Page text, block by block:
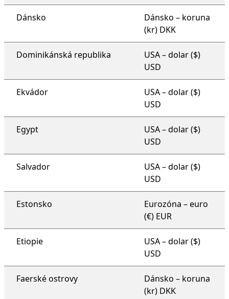
Dánsko
Dánsko – koruna
(kr) DKK
Dominikánská republika
USA – dolar ($)
USD
Ekvádor
USA – dolar ($)
USD
Egypt
USA – dolar ($)
USD
Salvador
USA – dolar ($)
USD
Estonsko
Eurozóna – euro
(€) EUR
Etiopie
USA – dolar ($)
USD
Faerské ostrovy
Dánsko – koruna
(kr) DKK